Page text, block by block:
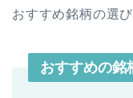
おすすめ銘柄の選
おすすめの銘